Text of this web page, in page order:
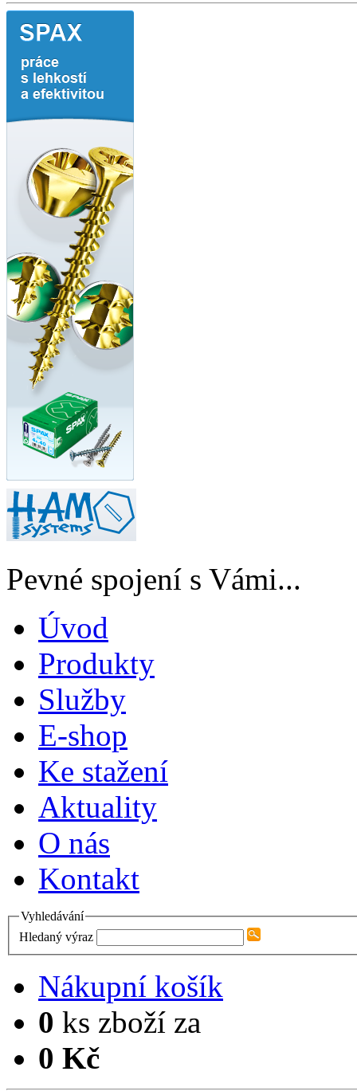
Pevné spojení s Vámi...
Úvod
Produkty
Služby
E-shop
Ke stažení
Aktuality
O nás
Kontakt
Vyhledávání
Hledaný výraz
Nákupní košík
0 ks zboží za
0 Kč